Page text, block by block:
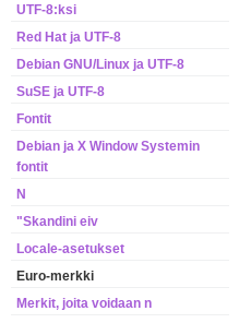
UTF-8:ksi
Red Hat ja UTF-8
Debian GNU/Linux ja UTF-8
SuSE ja UTF-8
Fontit
Debian ja X Window Systemin
fontit
N
"Skandini eiv
Locale-asetukset
Euro-merkki
Merkit, joita voidaan n